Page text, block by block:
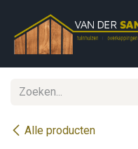
Alle producten